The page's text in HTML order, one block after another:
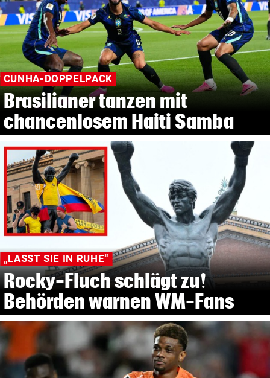
CUNHA-DOPPELPACK
Brasilianer tanzen mit
chancenlosem Haiti Samba
„LASST SIE IN RUHE“
Rocky-Fluch schlägt zu!
Behörden warnen WM-Fans